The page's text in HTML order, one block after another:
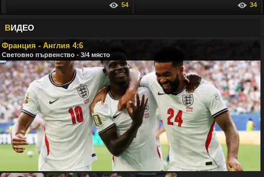
54 34
ВИДЕО
Франция - Англия 4:6
Световно първенство - 3/4 място